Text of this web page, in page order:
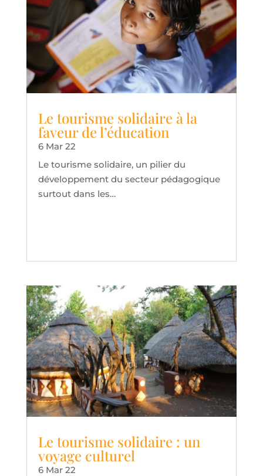
Le tourisme solidaire à la
faveur de l’éducation
6 Mar 22
Le tourisme solidaire, un pilier du
développement du secteur pédagogique
surtout dans les…
Le tourisme solidaire : un
voyage culturel
6 Mar 22